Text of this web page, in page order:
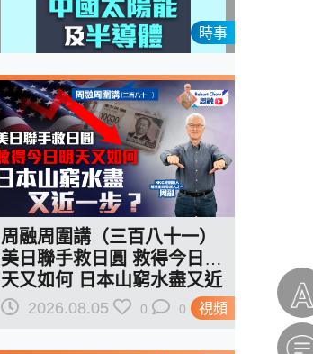
時事
視頻
周融周圍講（三百八十一）
美日聯手救日圓 救得今日明
天又如何 日本山窮水盡又近
一步？2026.08.05 0 0